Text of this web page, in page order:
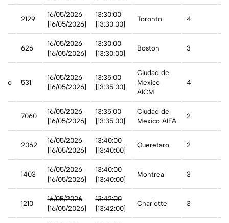
2129
16/05/2026
[16/05/2026]
13:30:00
[13:30:00]
Toronto 4
626
16/05/2026
[16/05/2026]
13:30:00
[13:30:00]
Boston 3
531
16/05/2026
[16/05/2026]
13:35:00
[13:35:00]
Ciudad de
Mexico
AICM
4
7060
16/05/2026
[16/05/2026]
13:35:00
[13:35:00]
Ciudad de
Mexico AIFA
2
2062
16/05/2026
[16/05/2026]
13:40:00
[13:40:00]
Queretaro 2
1403
16/05/2026
[16/05/2026]
13:40:00
[13:40:00]
Montreal 3
1210
16/05/2026
[16/05/2026]
13:42:00
[13:42:00]
Charlotte 3